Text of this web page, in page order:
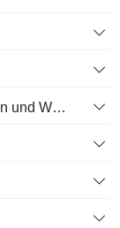
Geschäftssegmente - Abschreibungen und Wertminderungen